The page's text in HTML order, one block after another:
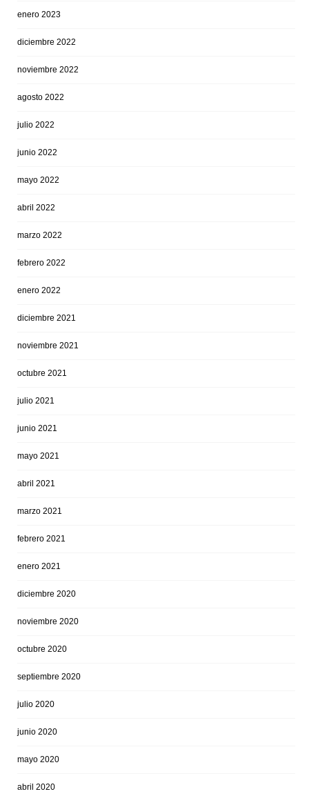
enero 2023
diciembre 2022
noviembre 2022
agosto 2022
julio 2022
junio 2022
mayo 2022
abril 2022
marzo 2022
febrero 2022
enero 2022
diciembre 2021
noviembre 2021
octubre 2021
julio 2021
junio 2021
mayo 2021
abril 2021
marzo 2021
febrero 2021
enero 2021
diciembre 2020
noviembre 2020
octubre 2020
septiembre 2020
julio 2020
junio 2020
mayo 2020
abril 2020